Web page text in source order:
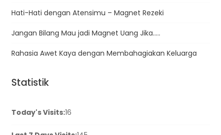
Hati-Hati dengan Atensimu – Magnet Rezeki
Jangan Bilang Mau jadi Magnet Uang Jika…..
Rahasia Awet Kaya dengan Membahagiakan Keluarga
Statistik
Today's Visits:16